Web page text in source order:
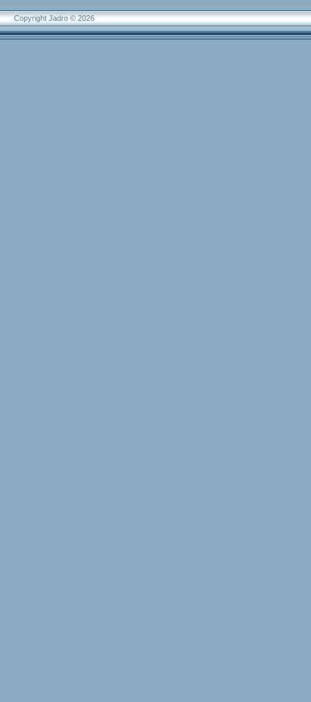
Copyright Jadro © 2026